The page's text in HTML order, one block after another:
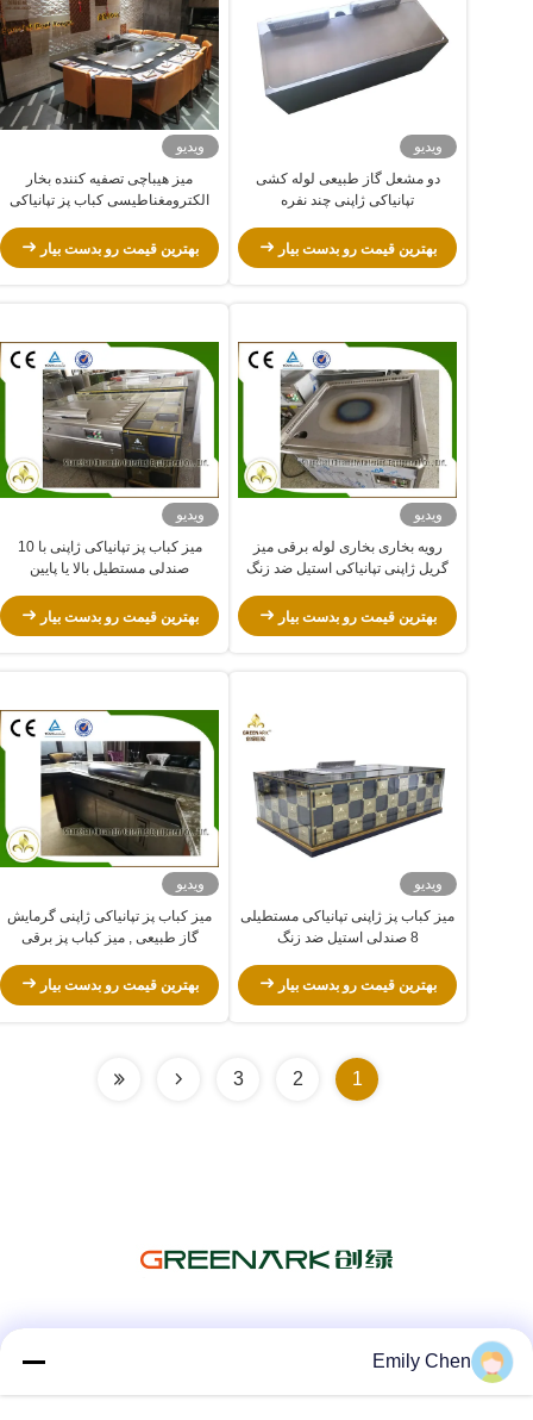
ویدیو
دو مشعل گاز طبیعی لوله کشی
تپانیاکی ژاپنی چند نفره
بهترین قیمت رو بدست بیار
ویدیو
میز هیباچی تصفیه کننده بخار
الکترومغناطیسی کباب پز تپانیاکی
بهترین قیمت رو بدست بیار
ویدیو
رویه بخاری بخاری لوله برقی میز
گریل ژاپنی تپانیاکی استیل ضد زنگ
بهترین قیمت رو بدست بیار
ویدیو
میز کباب پز تپانیاکی ژاپنی با 10
صندلی مستطیل بالا یا پایین
بهترین قیمت رو بدست بیار
ویدیو
میز کباب پز ژاپنی تپانیاکی مستطیلی
8 صندلی استیل ضد زنگ
بهترین قیمت رو بدست بیار
ویدیو
میز کباب پز تپانیاکی ژاپنی گرمایش
گاز طبیعی , میز کباب پز برقی
بهترین قیمت رو بدست بیار
1
2
3
Emily Chen